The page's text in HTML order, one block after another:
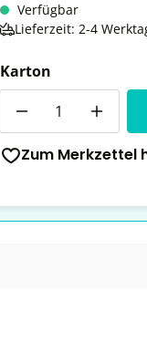
Verfügbar
Lieferzeit: 2-4
Karton
Zum Merkzettel